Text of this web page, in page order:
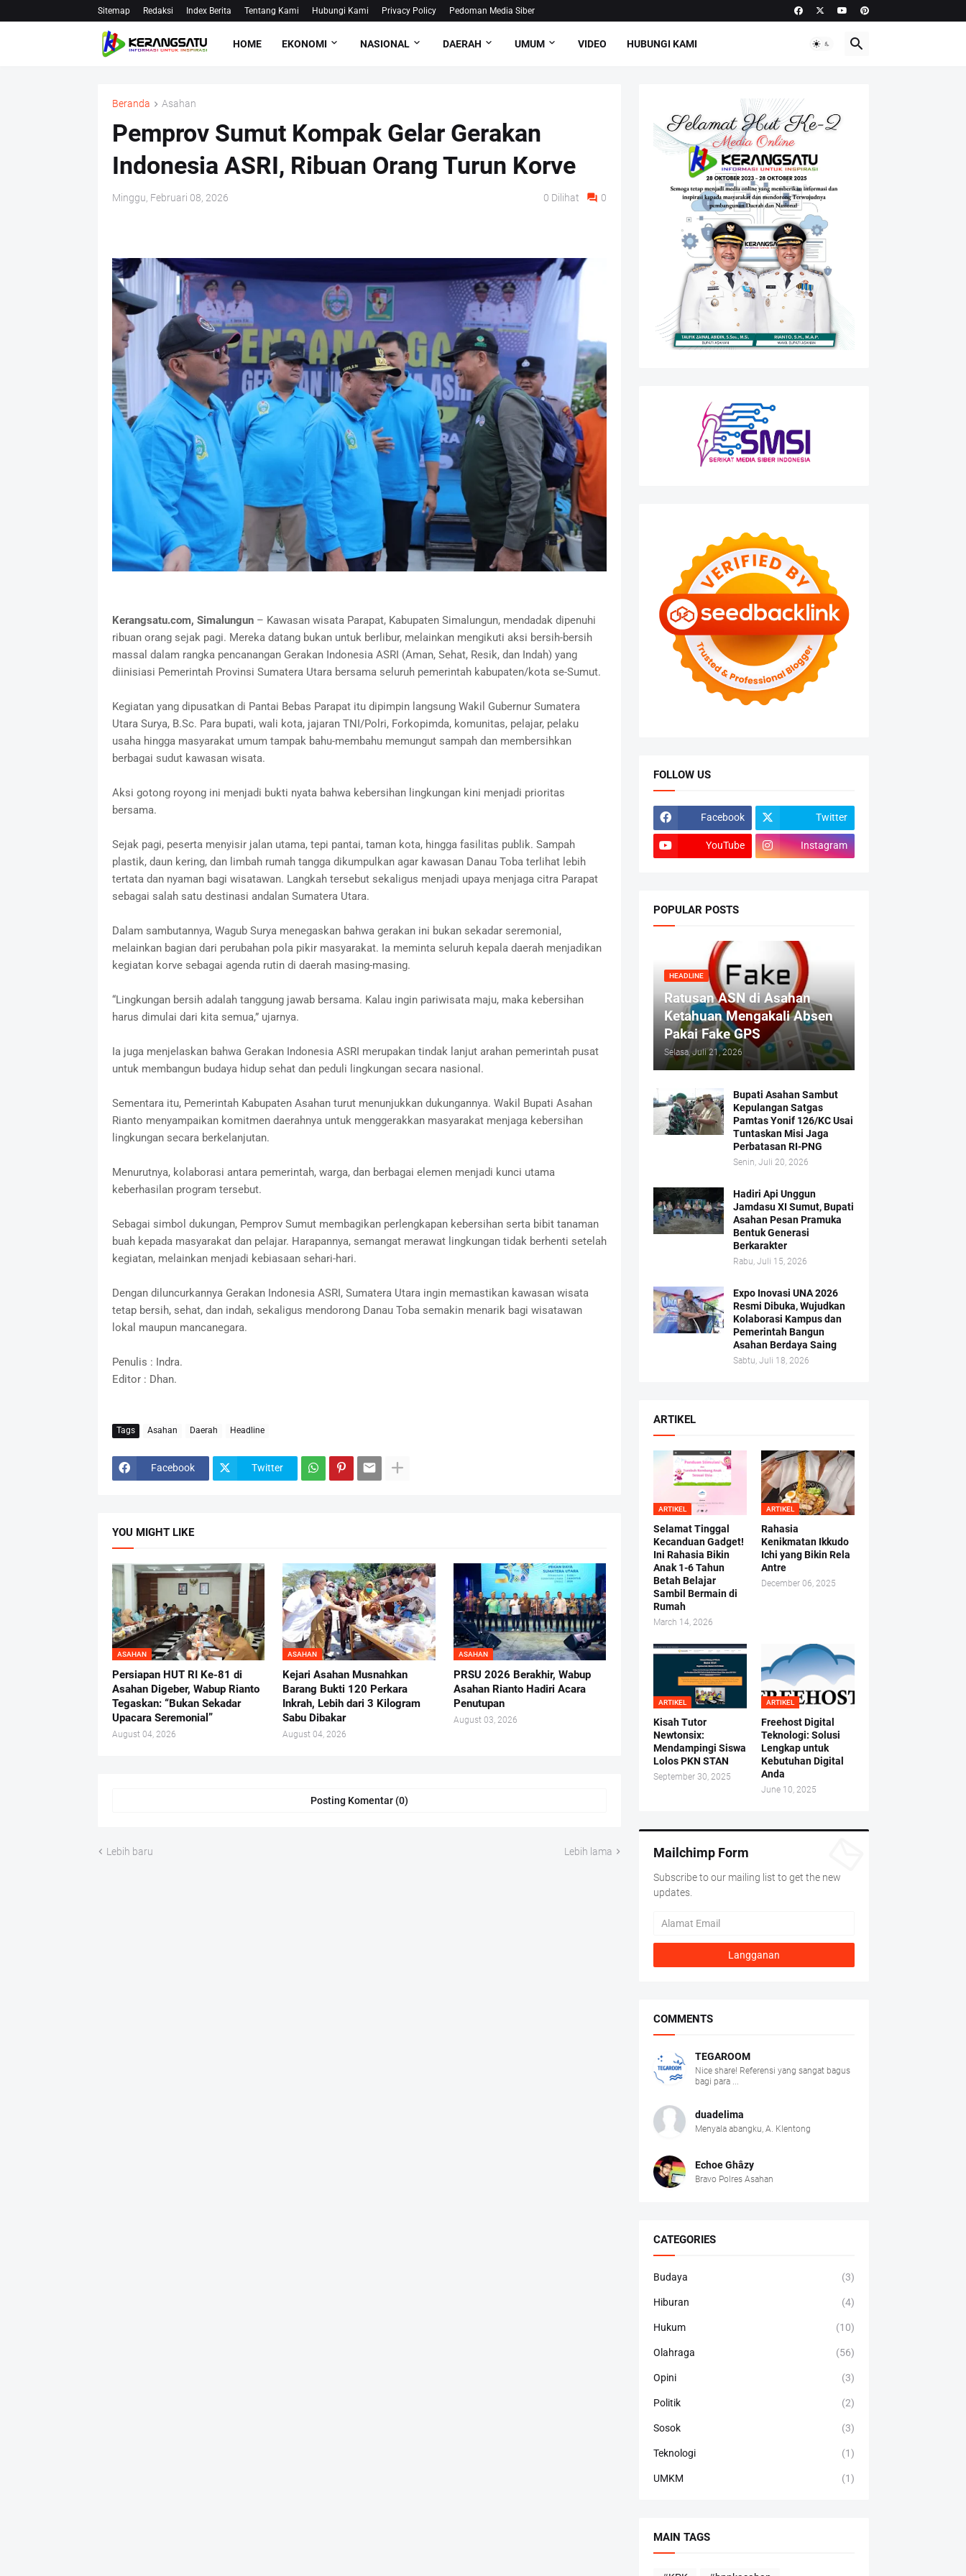
Sitemap Redaksi Index Berita Tentang Kami Hubungi Kami Privacy Policy Pedoman Media Siber
HOME EKONOMI NASIONAL DAERAH UMUM VIDEO HUBUNGI KAMI
Beranda Asahan
Pemprov Sumut Kompak Gelar Gerakan
Indonesia ASRI, Ribuan Orang Turun Korve
Minggu, Februari 08, 2026 0 Dilihat 0
Kerangsatu.com, Simalungun– Kawasan wisata Parapat, Kabupaten Simalungun, mendadak dipenuhi
ribuan orang sejak pagi. Mereka datang bukan untuk berlibur, melainkan mengikuti aksi bersih-bersih
massal dalam rangka pencanangan Gerakan Indonesia ASRI (Aman, Sehat, Resik, dan Indah) yang
diinisiasi Pemerintah Provinsi Sumatera Utara bersama seluruh pemerintah kabupaten/kota se-Sumut.
Kegiatan yang dipusatkan di Pantai Bebas Parapat itu dipimpin langsung Wakil Gubernur Sumatera
Utara Surya, B.Sc. Para bupati, wali kota, jajaran TNI/Polri, Forkopimda, komunitas, pelajar, pelaku
usaha hingga masyarakat umum tampak bahu-membahu memungut sampah dan membersihkan
berbagai sudut kawasan wisata.
Aksi gotong royong ini menjadi bukti nyata bahwa kebersihan lingkungan kini menjadi prioritas
bersama.
Sejak pagi, peserta menyisir jalan utama, tepi pantai, taman kota, hingga fasilitas publik. Sampah
plastik, daun kering, dan limbah rumah tangga dikumpulkan agar kawasan Danau Toba terlihat lebih
tertata dan nyaman bagi wisatawan. Langkah tersebut sekaligus menjadi upaya menjaga citra Parapat
sebagai salah satu destinasi andalan Sumatera Utara.
Dalam sambutannya, Wagub Surya menegaskan bahwa gerakan ini bukan sekadar seremonial,
melainkan bagian dari perubahan pola pikir masyarakat. Ia meminta seluruh kepala daerah menjadikan
kegiatan korve sebagai agenda rutin di daerah masing-masing.
“Lingkungan bersih adalah tanggung jawab bersama. Kalau ingin pariwisata maju, maka kebersihan
harus dimulai dari kita semua,” ujarnya.
Ia juga menjelaskan bahwa Gerakan Indonesia ASRI merupakan tindak lanjut arahan pemerintah pusat
untuk membangun budaya hidup sehat dan peduli lingkungan secara nasional.
Sementara itu, Pemerintah Kabupaten Asahan turut menunjukkan dukungannya. Wakil Bupati Asahan
Rianto menyampaikan komitmen daerahnya untuk menggerakkan masyarakat menjaga kebersihan
lingkungan secara berkelanjutan.
Menurutnya, kolaborasi antara pemerintah, warga, dan berbagai elemen menjadi kunci utama
keberhasilan program tersebut.
Sebagai simbol dukungan, Pemprov Sumut membagikan perlengkapan kebersihan serta bibit tanaman
buah kepada masyarakat dan pelajar. Harapannya, semangat merawat lingkungan tidak berhenti setelah
kegiatan, melainkan menjadi kebiasaan sehari-hari.
Dengan diluncurkannya Gerakan Indonesia ASRI, Sumatera Utara ingin memastikan kawasan wisata
tetap bersih, sehat, dan indah, sekaligus mendorong Danau Toba semakin menarik bagi wisatawan
lokal maupun mancanegara.
Penulis : Indra.
Editor : Dhan.
Tags Asahan Daerah Headline
Facebook Twitter
YOU MIGHT LIKE
ASAHAN
Persiapan HUT RI Ke-81 di
Asahan Digeber, Wabup Rianto
Tegaskan: “Bukan Sekadar
Upacara Seremonial”
August 04, 2026
ASAHAN
Kejari Asahan Musnahkan
Barang Bukti 120 Perkara
Inkrah, Lebih dari 3 Kilogram
Sabu Dibakar
August 04, 2026
ASAHAN
PRSU 2026 Berakhir, Wabup
Asahan Rianto Hadiri Acara
Penutupan
August 03, 2026
Posting Komentar (0)
Lebih baru Lebih lama
FOLLOW US
Facebook Twitter
YouTube Instagram
POPULAR POSTS
HEADLINE
Ratusan ASN di Asahan
Ketahuan Mengakali Absen
Pakai Fake GPS
Selasa, Juli 21, 2026
Bupati Asahan Sambut
Kepulangan Satgas
Pamtas Yonif 126/KC Usai
Tuntaskan Misi Jaga
Perbatasan RI-PNG
Senin, Juli 20, 2026
Hadiri Api Unggun
Jamdasu XI Sumut, Bupati
Asahan Pesan Pramuka
Bentuk Generasi
Berkarakter
Rabu, Juli 15, 2026
Expo Inovasi UNA 2026
Resmi Dibuka, Wujudkan
Kolaborasi Kampus dan
Pemerintah Bangun
Asahan Berdaya Saing
Sabtu, Juli 18, 2026
ARTIKEL
ARTIKEL
Selamat Tinggal
Kecanduan Gadget!
Ini Rahasia Bikin
Anak 1-6 Tahun
Betah Belajar
Sambil Bermain di
Rumah
March 14, 2026
ARTIKEL
Rahasia
Kenikmatan Ikkudo
Ichi yang Bikin Rela
Antre
December 06, 2025
ARTIKEL
Kisah Tutor
Newtonsix:
Mendampingi Siswa
Lolos PKN STAN
September 30, 2025
ARTIKEL
Freehost Digital
Teknologi: Solusi
Lengkap untuk
Kebutuhan Digital
Anda
June 10, 2025
Mailchimp Form
Subscribe to our mailing list to get the new
updates.
COMMENTS
TEGAROOM
Nice share! Referensi yang sangat bagus
bagi para ...
duadelima
Menyala abangku, A. Klentong
Echoe Ghâzy
Bravo Polres Asahan
CATEGORIES
Budaya (3)
Hiburan (4)
Hukum (10)
Olahraga (56)
Opini (3)
Politik (2)
Sosok (3)
Teknologi (1)
UMKM (1)
MAIN TAGS